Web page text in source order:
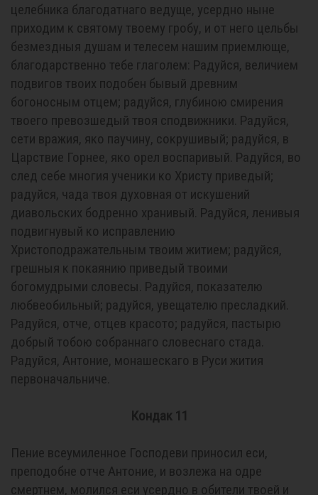
целебника благодатнаго ведуще, усердно ныне
приходим к святому твоему гробу, и от него цельбы
безмездныя душам и телесем нашим приемлюще,
благодарственно тебе глаголем: Радуйся, величием
подвигов твоих подобен бывый древним
богоносным отцем; радуйся, глубиною смирения
твоего превозшедый твоя сподвижники. Радуйся,
сети вражия, яко паучину, сокрушивый; радуйся, в
Царствие Горнее, яко орел воспаривый. Радуйся, во
след себе многия ученики ко Христу приведый;
радуйся, чада твоя духовная от искушений
диавольских бодренно хранивый. Радуйся, ленивыя
подвигнувый ко исправлению
Христоподражательным твоим житием; радуйся,
грешныя к покаянию приведый твоими
богомудрыми словесы. Радуйся, показателю
любвеобильный; радуйся, увещателю пресладкий.
Радуйся, отче, отцев красото; радуйся, пастырю
добрый тобою собраннаго словеснаго стада.
Радуйся, Антоние, монашескаго в Руси жития
первоначальниче.
Кондак 11
Пение всеумиленное Господеви приносил еси,
преподобне отче Антоние, и возлежа на одре
смертнем, молился еси усердно в обители твоей и